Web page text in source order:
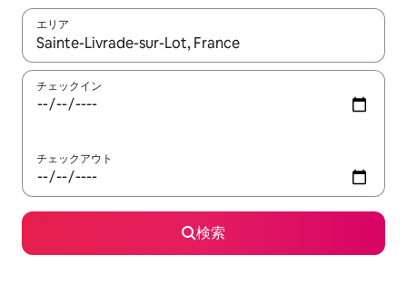
エリア
検索結果が表示されたら、上下の矢印キーを使って移動するか
チェックイン
チェックアウト
検索